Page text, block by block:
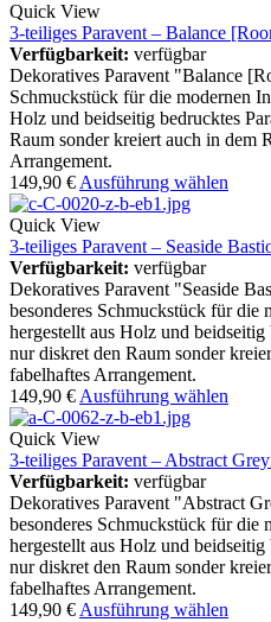
Quick View
3-teiliges Paravent – Balance
Verfügbarkeit: verfügbar
Dekoratives Paravent "Balance
Schmuckstück für die modernen
Holz und beidseitig bedrucktes
Raum sonder kreiert auch in dem
Arrangement.
149,90 € Ausführung wählen
Quick View
3-teiliges Paravent – Seaside
Verfügbarkeit: verfügbar
Dekoratives Paravent "Seaside
besonderes Schmuckstück für die
hergestellt aus Holz und
nur diskret den Raum sonder
fabelhaftes Arrangement.
149,90 € Ausführung wählen
Quick View
3-teiliges Paravent – Abstract
Verfügbarkeit: verfügbar
Dekoratives Paravent "Abstract
besonderes Schmuckstück für die
hergestellt aus Holz und
nur diskret den Raum sonder
fabelhaftes Arrangement.
149,90 € Ausführung wählen